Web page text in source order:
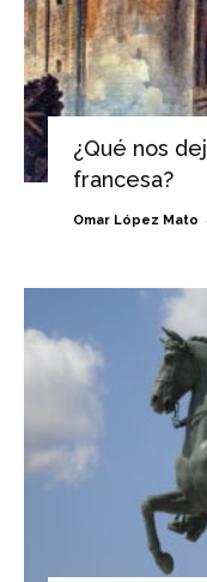
¿Qué nos
francesa?
Omar López Mato -